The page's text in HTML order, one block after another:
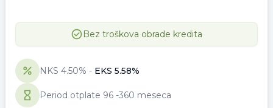
Bez troškova obrade kredita
NKS 4.50% - EKS 5.58%
Period otplate 96 -360 meseca